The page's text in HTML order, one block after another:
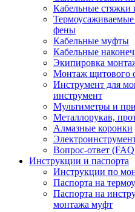
Кабельные стяжки
Термоусаживаемые
фены
Кабельные муфты
Кабельные
Экипировка
Монтаж щитового
Инструмент для
инструмент
Мультиметры и
Металлорукав,
Алмазные коронки
Вопрос-ответ
Инструкции и паспорта
Инструкции по
Паспорта на
Паспорта на
монтажа муфт